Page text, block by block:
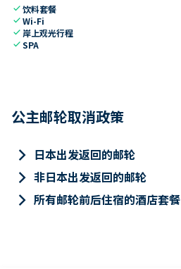
check饮料套餐
checkWi-Fi
check 岸上观光行程
checkSPA
公主邮轮取消政策
keyboard_arrow_right 日本出发返回的邮轮
keyboard_arrow_right 非日本出发返回的邮轮
keyboard_arrow_right 所有邮轮前后住宿的酒店套餐